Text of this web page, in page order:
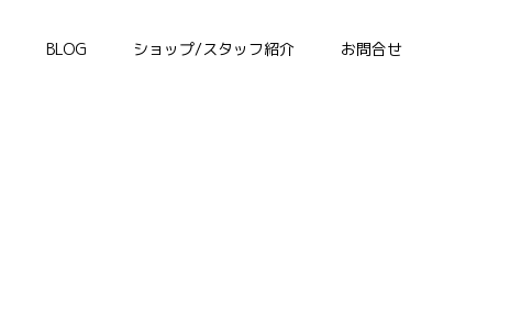
BLOG ショップ/スタッフ紹介 お問合せ